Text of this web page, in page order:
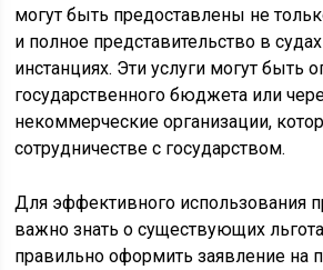
могут быть предоставлены не
и полное представительство в
инстанциях. Эти услуги могут быть
государственного бюджета или
некоммерческие организации,
сотрудничестве с государством.
Для эффективного использования
важно знать о существующих
правильно оформить заявление на